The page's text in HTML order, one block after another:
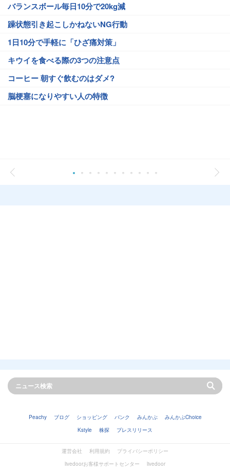
バランスボール毎日10分で20kg減
躁状態引き起こしかねないNG行動
1日10分で手軽に「ひざ痛対策」
キウイを食べる際の3つの注意点
コーヒー 朝すぐ飲むのはダメ?
脳梗塞になりやすい人の特徴
Peachy ブログ ショッピング バンク みんかぶ
みんかぶChoice
Kstyle
株探 プレスリリース
運営会社 利用規約
プライバシーポリシー
livedoorお客様サポートセンター
livedoor